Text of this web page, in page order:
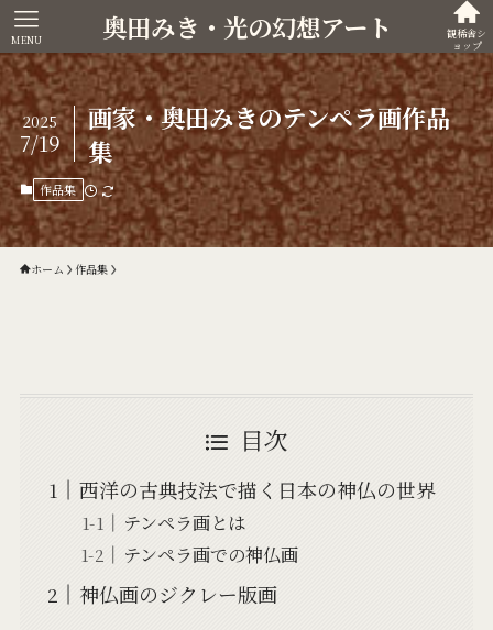
奥田みき・光の幻想アート 観稀舎シ
ョップ
MENU
画家・奥田みきのテンペラ画作品
集
2025
7/19
作品集
ホーム 作品集
目次
西洋の古典技法で描く日本の神仏の世界
テンペラ画とは
テンペラ画での神仏画
神仏画のジクレー版画